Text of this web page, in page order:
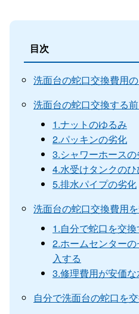
目次
洗面台の蛇口交換費用
洗面台の蛇口交換する
1.ナットのゆるみ
2.パッキンの劣化
3.シャワーホース
4.水受けタンクの
5.排水パイプの劣化
洗面台の蛇口交換費用
1.自分で蛇口を交換
2.ホームセンター
入する
3.修理費用が安価
自分で洗面台の蛇口を